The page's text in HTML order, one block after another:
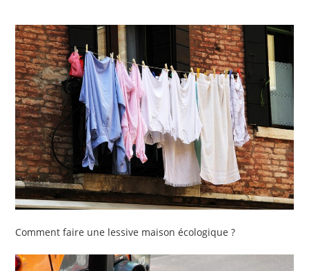
Comment faire une lessive maison écologique ?